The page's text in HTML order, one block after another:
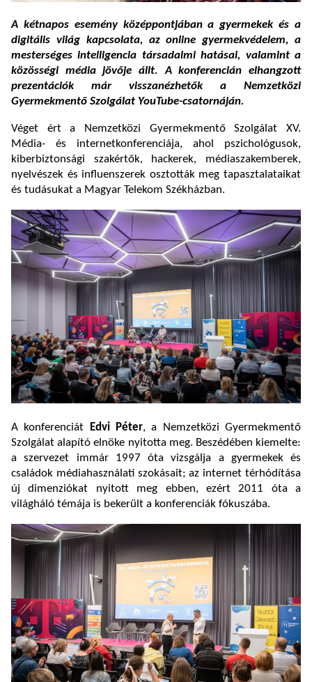
A kétnapos esemény középpontjában a gyermekek és a
digitális világ kapcsolata, az online gyermekvédelem, a
mesterséges intelligencia társadalmi hatásai, valamint a
közösségi média jövője állt. A konferencián elhangzott
prezentációk már visszanézhetők a Nemzetközi
Gyermekmentő Szolgálat YouTube-csatornáján.
Véget ért a Nemzetközi Gyermekmentő Szolgálat XV.
Média- és internetkonferenciája, ahol pszichológusok,
kiberbiztonsági szakértők, hackerek, médiaszakemberek,
nyelvészek és influenszerek osztották meg tapasztalataikat
és tudásukat a Magyar Telekom Székházban.
A konferenciát Edvi Péter, a Nemzetközi Gyermekmentő
Szolgálat alapító elnöke nyitotta meg. Beszédében kiemelte:
a szervezet immár 1997 óta vizsgálja a gyermekek és
családok médiahasználati szokásait; az internet térhódítása
új dimenziókat nyitott meg ebben, ezért 2011 óta a
világháló témája is bekerült a konferenciák fókuszába.